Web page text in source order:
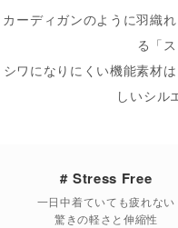
カーディガンのように羽織
る「
シワになりにくい機能素材
しいシル
# Stress Free
一日中着ていても疲れない
驚きの軽さと伸縮性